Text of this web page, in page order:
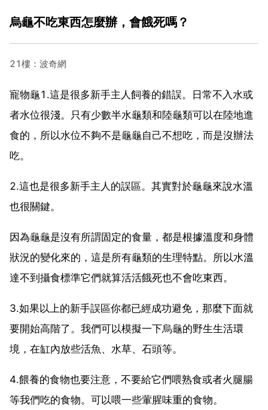
烏龜不吃東西怎麼辦，會餓死嗎？
21樓：波奇網
寵物龜1.這是很多新手主人飼養的錯誤。日常不入水或
者水位很淺。只有少數半水龜類和陸龜類可以在陸地進
食的，所以水位不夠不是龜龜自己不想吃，而是沒辦法
吃。
2.這也是很多新手主人的誤區。其實對於龜龜來說水溫
也很關鍵。
因為龜龜是沒有所謂固定的食量，都是根據溫度和身體
狀況的變化來的，這是所有龜類的生理特點。所以水溫
達不到攝食標準它們就算活活餓死也不會吃東西。
3.如果以上的新手誤區你都已經成功避免，那麼下面就
要開始高階了。我們可以模擬一下烏龜的野生生活環
境，在缸內放些活魚、水草、石頭等。
4.餵養的食物也要注意，不要給它們喂熟食或者火腿腸
等我們吃的食物。可以喂一些葷腥味重的食物。